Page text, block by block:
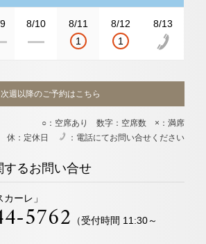
8/10
1
8/11
1
8/12 8/13
次週以降のご予約はこちら
○：空席あり 数字：空席数 ×：満席
休：定休日
：電話にてお問い合せください
するお問い合せ
ーレ」
5762
（受付時間 11:30～